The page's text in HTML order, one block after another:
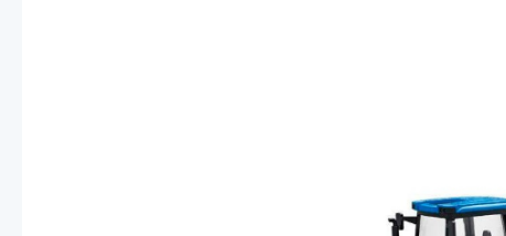
Машины 1 к 10